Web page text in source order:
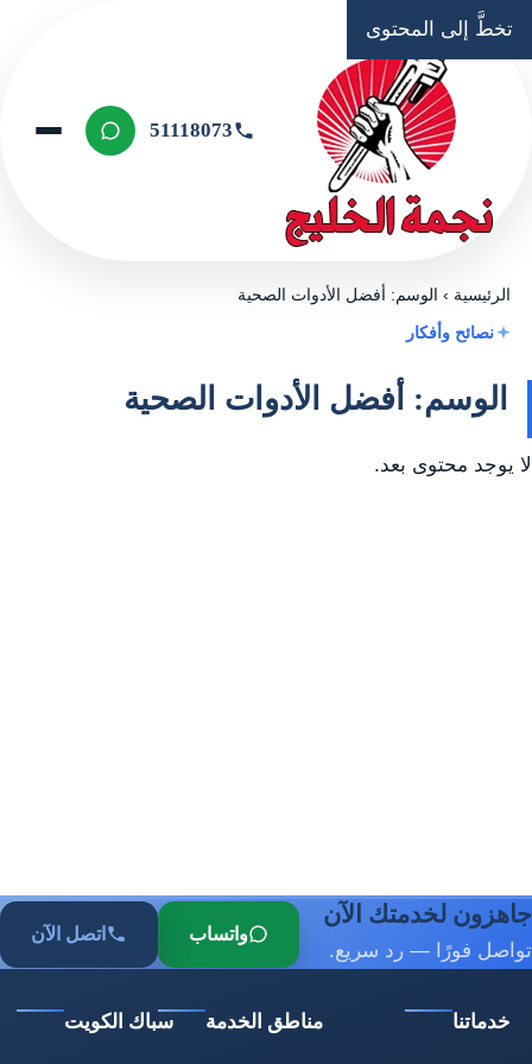
تخطَّ إلى المحتوى
51118073
الرئيسية ›الوسم: أفضل الأدوات الصحية
نصائح وأفكار
الوسم: أفضل الأدوات الصحية
لا يوجد محتوى بعد.
جاهزون لخدمتك الآن
تواصل فورًا — رد سريع.
واتساب اتصل الآن
خدماتنا مناطق الخدمة سباك الكويت